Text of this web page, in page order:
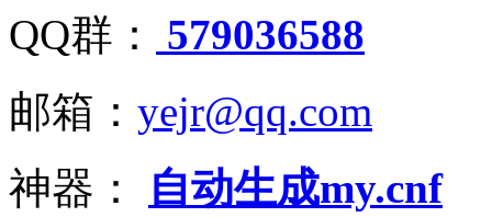
QQ群：
579036588
邮箱： yejr@qq.com
神器：
自动生成my.cnf